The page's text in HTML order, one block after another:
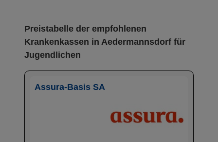
Preistabelle der empfohlenen
Krankenkassen in Aedermannsdorf für
Jugendlichen
Assura-Basis SA